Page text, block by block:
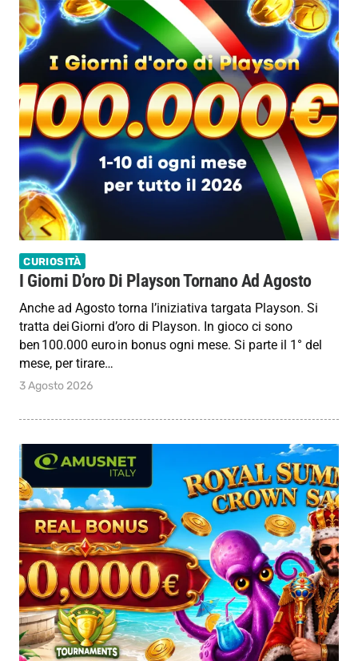
CURIOSITÀ
I Giorni D’oro Di Playson Tornano Ad Agosto
Anche ad Agosto torna l’iniziativa targata Playson. Si
tratta dei Giorni d’oro di Playson. In gioco ci sono
ben 100.000 euro in bonus ogni mese. Si parte il 1° del
mese, per tirare…
3 Agosto 2026